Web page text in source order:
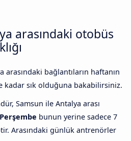
arasındaki otobüs
arasındaki bağlantıların haftanın
kadar sık olduğuna bakabilirsiniz.
Samsun ile Antalya arası
Perşembe bunun yerine sadece 7
Arasındaki günlük antrenörler